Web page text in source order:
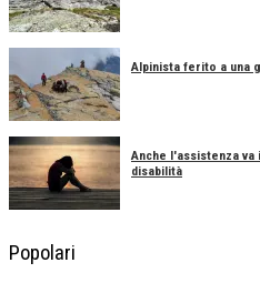
Alpinista ferito a una
Anche l'assistenza
disabilità
Popolari